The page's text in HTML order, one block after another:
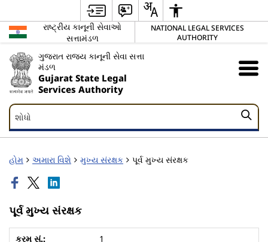
રાષ્ટ્રીય કાનૂની સેવાઓ
સત્તામંડળ
NATIONAL LEGAL SERVICES
AUTHORITY
ગુજરાત રાજ્ય કાનૂની સેવા સત્તા
મંડળ
Gujarat State Legal
Services Authority
શોધો
શોધો
હોમ અમારા વિશે મુખ્ય સંરક્ષક પૂર્વ મુખ્ય સંરક્ષક
પૂર્વ મુખ્ય સંરક્ષક
1